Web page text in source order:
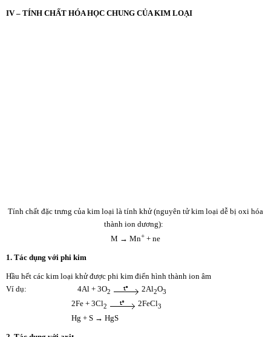
IV – TÍNH CHẤT HÓA HỌC CHUNG CỦA KIM LOẠI
Tính chất đặc trưng của kim loại là tính khử (nguyên tử kim loại dễ bị oxi hóa
thành ion dương):
M → Mn+ + ne
1. Tác dụng với phi kim
Hầu hết các kim loại khử được phi kim điển hình thành ion âm
Ví dụ: 4Al + 3O2 2Al2O3
2Fe + 3Cl2 2FeCl3
Hg + S → HgS